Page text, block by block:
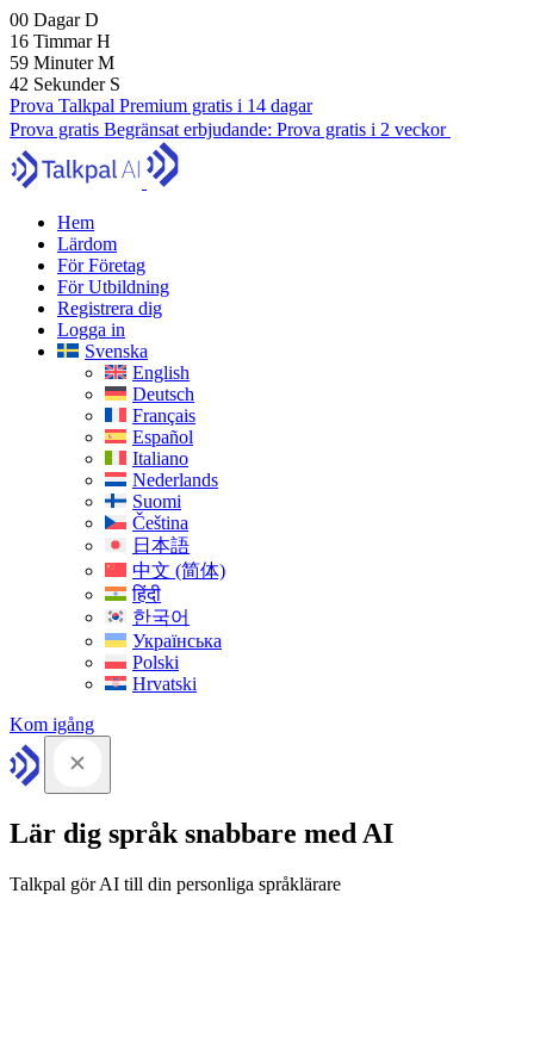
00 DagarD
16 TimmarH
59 MinuterM
41 Sekunder S
Prova Talkpal Premium gratis i 14 dagar
Prova gratis Begränsat erbjudande: Prova gratis i 2 veckor
Hem
Lärdom
För Företag
För Utbildning
Registrera dig
Logga in
Svenska
English
Deutsch
Français
Español
Italiano
Nederlands
Suomi
Čeština
日本語
中文 (简体)
हिंदी
한국어
Українська
Polski
Hrvatski
Kom igång
Lär dig språk snabbare med AI
Talkpal gör AI till din personliga språklärare